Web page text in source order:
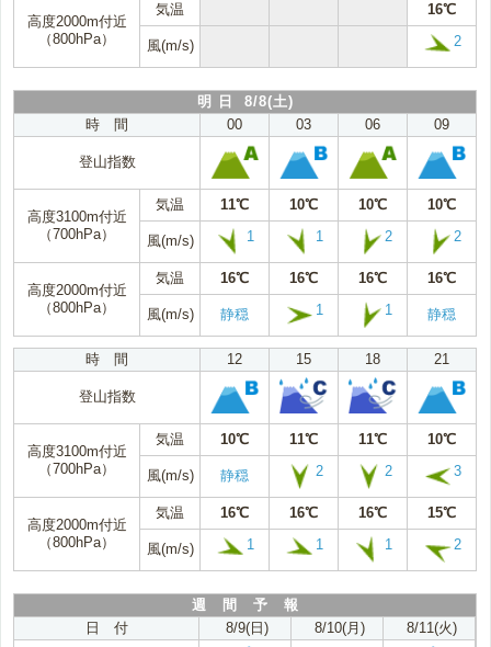
高度2000m付近
（800hPa）
気温 16℃
風(m/s) 2
明 日 8/8(土)
時 間
00 03 06 09
登山指数
高度3100m付近
（700hPa）
気温 11℃ 10℃ 10℃ 10℃
風(m/s) 1 1 2 2
高度2000m付近
（800hPa）
気温 16℃ 16℃ 16℃ 16℃
風(m/s) 静穏 1 1 静穏
時 間 12 15 18 21
登山指数
高度3100m付近
（700hPa）
気温 10℃ 11℃ 11℃ 10℃
風(m/s) 静穏 2 2 3
高度2000m付近
（800hPa）
気温 16℃ 16℃ 16℃ 15℃
風(m/s) 1 1 1 2
週 間 予 報
日 付
8/9(日) 8/10(月) 8/11(火)